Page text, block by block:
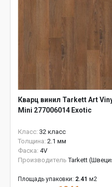
Кварц винил Tarkett Art
Mini 277006014 Exotic
Класс: 32 класс
Толщина: 2.1 мм
Фаска: 4V
Производитель Tarkett
Площадь упаковки: 2.41 м2